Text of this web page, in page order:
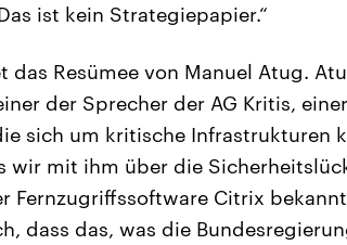
ist kein Strategiepapier.“
das Resümee von Manuel Atug.
der Sprecher der AG Kritis,
sich um kritische Infrastrukturen
wir mit ihm über die
Fernzugriffssoftware Citrix
dass das, was die